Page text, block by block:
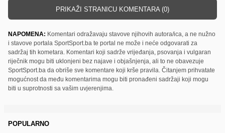
PRIKAŽI STRANICU KOMENTARA (0)
NAPOMENA: Komentari odražavaju stavove njihovih autora/ica, a ne nužno
i stavove portala SportSport.ba te portal ne može i neće odgovarati za
sadržaj tih kometara. Komentari koji sadrže vrijeđanja, psovanja i vulgaran
riječnik mogu biti uklonjeni bez najave i objašnjenja, ali to ne obavezuje
SportSport.ba da obriše sve komentare koji krše pravila. Čitanjem prihvatate
mogućnost da među komentarima mogu biti pronađeni sadržaji koji mogu
biti u suprotnosti sa vašim uvjerenjima.
POPULARNO